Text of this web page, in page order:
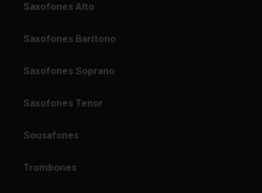
Saxofones Alto
Saxofones Barítono
Saxofones Soprano
Saxofones Tenor
Sousafones
Trombones